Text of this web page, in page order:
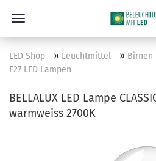
LED Shop » Leuchtmittel » Birnen
E27 LED Lampen
BELLALUX LED Lampe
warmweiss 2700K